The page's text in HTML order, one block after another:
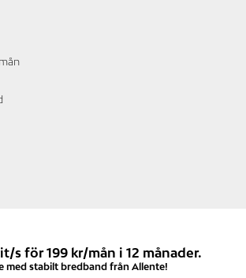
s för 199 kr/mån i 12 månader.
med stabilt bredband från Allente!